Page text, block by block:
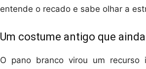
entende o recado e sabe olhar a
Um costume antigo que
O pano branco virou um recurso